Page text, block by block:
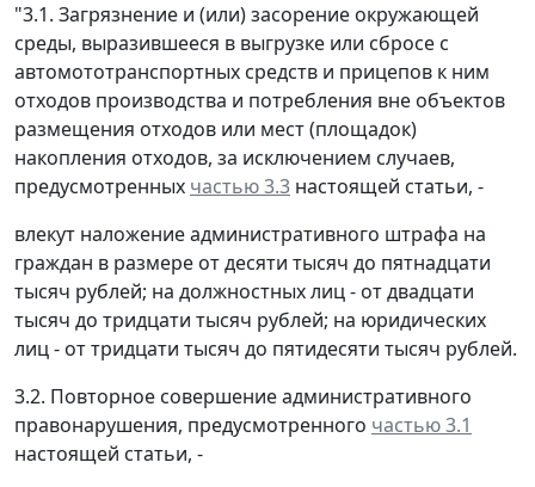
"3.1. Загрязнение и (или) засорение окружающей
среды, выразившееся в выгрузке или сбросе с
автомототранспортных средств и прицепов к ним
отходов производства и потребления вне объектов
размещения отходов или мест (площадок)
накопления отходов, за исключением случаев,
предусмотренных частью 3.3 настоящей статьи, -
влекут наложение административного штрафа на
граждан в размере от десяти тысяч до пятнадцати
тысяч рублей; на должностных лиц - от двадцати
тысяч до тридцати тысяч рублей; на юридических
лиц - от тридцати тысяч до пятидесяти тысяч рублей.
3.2. Повторное совершение административного
правонарушения, предусмотренного частью 3.1
настоящей статьи, -